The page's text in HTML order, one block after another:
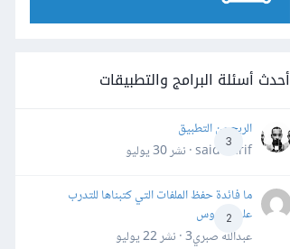
أحدث أسئلة البرامج والتطبيقات
3
الربح من التطبيق
said darif · نشر
30 يوليو
2
ما فائدة حفظ الملفات التي كتبناها للتدرب
على الدروس
عبدالله صبري3 · نشر
22 يوليو